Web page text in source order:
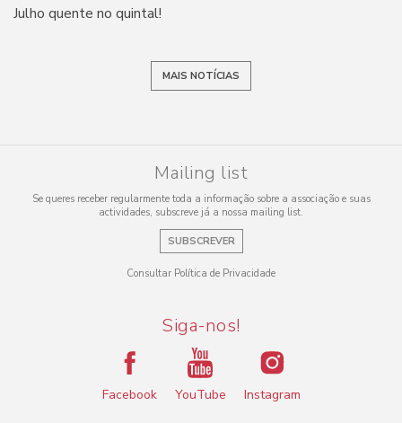
Julho quente no quintal!
MAIS NOTÍCIAS
Mailing list
Se queres receber regularmente toda a informação sobre a associação e suas
actividades, subscreve já a nossa mailing list.
SUBSCREVER
Consultar Política de Privacidade
Siga-nos!
Facebook YouTube Instagram